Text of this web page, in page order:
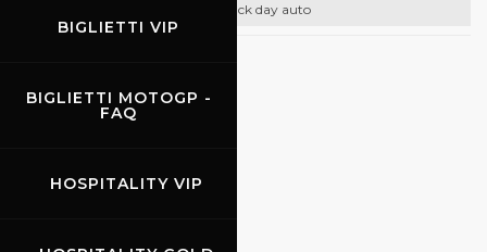
BIGLIETTI VIP
BIGLIETTI MOTOGP -
FAQ
HOSPITALITY VIP
Track day auto
Email:info@promoracing.it
https://www.promoracing.it/it